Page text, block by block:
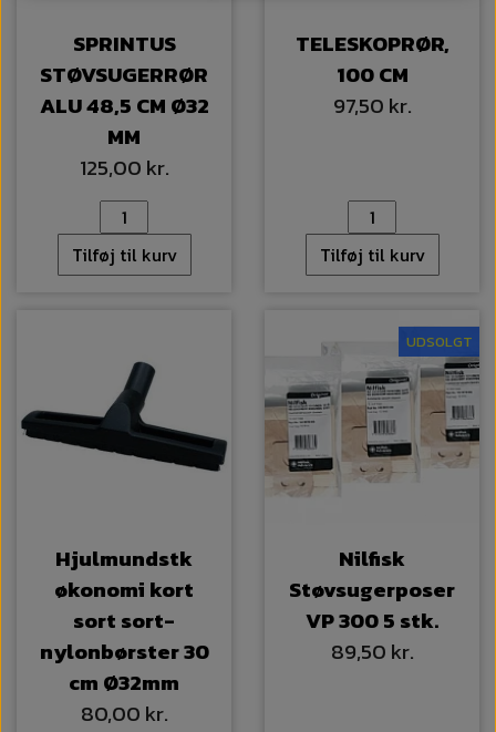
SPRINTUS
STØVSUGERRØR
ALU 48,5 CM Ø32
MM
125,00 kr.
Tilføj til kurv
TELESKOPRØR,
100 CM
97,50 kr.
Tilføj til kurv
Hjulmundstk
økonomi kort
sort sort-
nylonbørster 30
cm Ø32mm
80,00 kr.
UDSOLGT
Nilfisk
Støvsugerposer
VP 300 5 stk.
89,50 kr.